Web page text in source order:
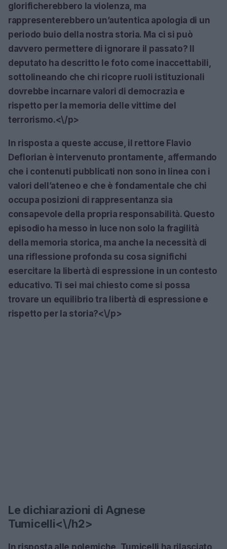
glorificherebbero la violenza, ma
rappresenterebbero un’autentica apologia di un
periodo buio della nostra storia. Ma ci si può
davvero permettere di ignorare il passato? Il
deputato ha descritto le foto come inaccettabili,
sottolineando che chi ricopre ruoli istituzionali
dovrebbe incarnare valori di democrazia e
rispetto per la memoria delle vittime del
terrorismo.<\/p>
In risposta a queste accuse, il rettore Flavio
Deflorian è intervenuto prontamente, affermando
che i contenuti pubblicati non sono in linea con i
valori dell’ateneo e che è fondamentale che chi
occupa posizioni di rappresentanza sia
consapevole della propria responsabilità. Questo
episodio ha messo in luce non solo la fragilità
della memoria storica, ma anche la necessità di
una riflessione profonda su cosa significhi
esercitare la libertà di espressione in un contesto
educativo. Ti sei mai chiesto come si possa
trovare un equilibrio tra libertà di espressione e
rispetto per la storia?<\/p>
Le dichiarazioni di Agnese
Tumicelli<\/h2>
In risposta alle polemiche, Tumicelli ha rilasciato